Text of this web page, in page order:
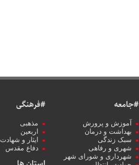
#جامعه
آموزش و پرورش
بهداشت و درمان
سبک زندگی
شهری و رفاهی
شهرداری و شورای شهر
#فرهنگی
مذهبی
اربعین
ایثار و شهادت
دفاع مقدس